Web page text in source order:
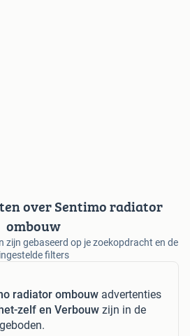
over Sentimo radiator
ombouw
zijn gebaseerd op je zoekopdracht en de
ingestelde filters
radiator ombouw advertenties
zelf en Verbouw zijn in de